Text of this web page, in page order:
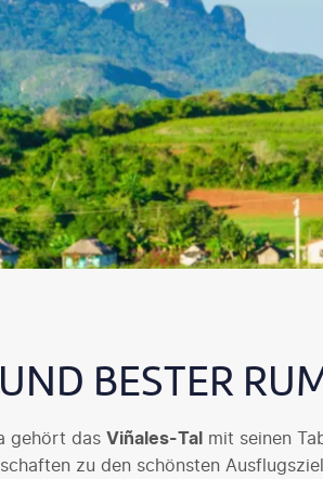
BESTER
gehört das Viñales-Talmit seinen
zu den schönsten